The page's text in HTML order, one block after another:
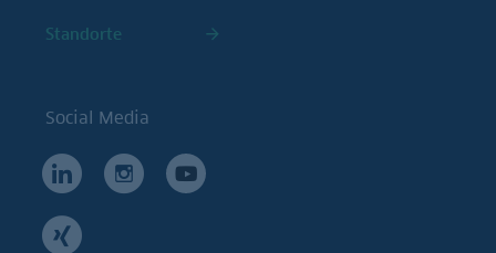
Standorte
Social Media